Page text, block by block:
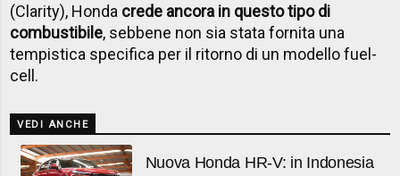
(Clarity), Honda crede ancora in questo tipo di
combustibile, sebbene non sia stata fornita una
tempistica specifica per il ritorno di un modello fuel-
cell.
VEDI ANCHE
Nuova Honda HR-V: in Indonesia